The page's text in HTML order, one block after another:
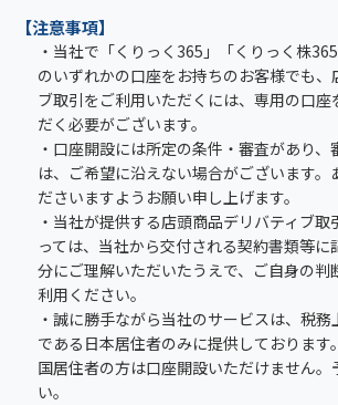
【注意事項】
・当社で「くりっく365」「くりっく株
のいずれかの口座をお持ちのお客様でも、
ブ取引をご利用いただくには、専用の口座
だく必要がございます。
・口座開設には所定の条件・審査があり、
は、ご希望に沿えない場合がございます。
ださいますようお願い申し上げます。
・当社が提供する店頭商品デリバティブ
っては、当社から交付される契約書類等に
分にご理解いただいたうえで、ご自身の判
利用ください。
・誠に勝手ながら当社のサービスは、税
である日本居住者のみに提供しております
国居住者の方は口座開設いただけません。
い。